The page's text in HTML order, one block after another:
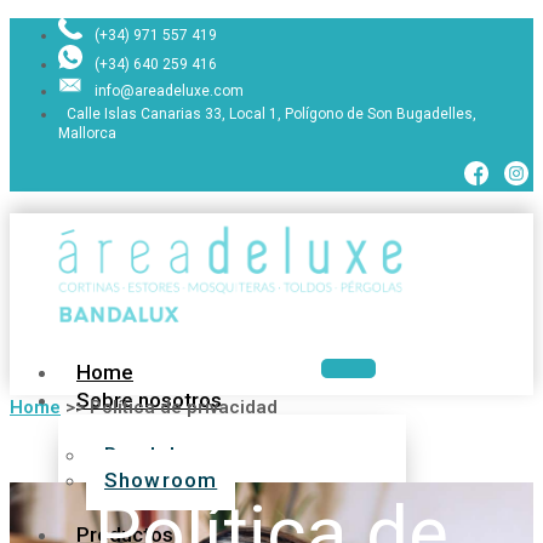
(+34) 971 557 419
(+34) 640 259 416
info@areadeluxe.com
Calle Islas Canarias 33, Local 1, Polígono de Son Bugadelles,
Mallorca
Home
Sobre nosotros
Bandalux
Showroom
Productos
Home >>Política de privacidad